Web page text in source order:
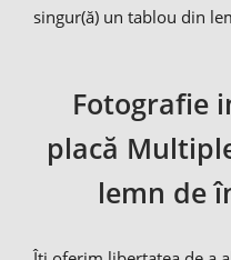
singur(ă) un tablou din
Fotografie
placă
lemn de